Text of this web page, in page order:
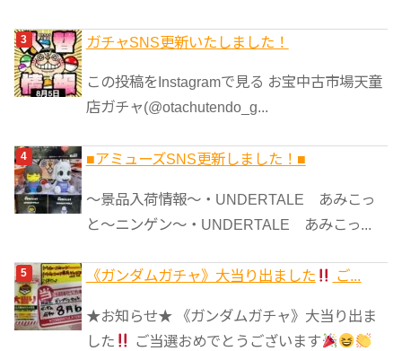
ガチャSNS更新いたしました！
この投稿をInstagramで見る お宝中古市場天童
店ガチャ(@otachutendo_g...
■アミューズSNS更新しました！■
～景品入荷情報～・UNDERTALE あみこっ
と～ニンゲン～・UNDERTALE あみこっ...
《ガンダムガチャ》大当り出ました ご...
★お知らせ★ 《ガンダムガチャ》大当り出ま
した
ご当選おめでとうございます